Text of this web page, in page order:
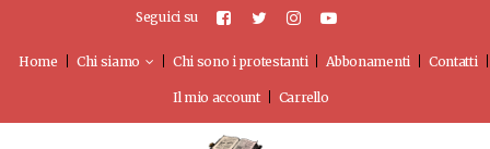
Seguici su
Home Chi siamo Chi sono i protestanti Abbonamenti Contatti
Il mio account Carrello